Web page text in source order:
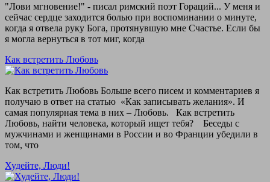
"Лови мгновение!" - писал римский поэт Гораций... У меня и
сейчас сердце заходится болью при воспоминании о минуте,
когда я отвела руку Бога, протянувшую мне Счастье. Если бы
я могла вернуться в тот миг, когда
Как встретить Любовь
Как встретить Любовь Больше всего писем и комментариев я
получаю в ответ на статью «Как записывать желания». И
самая популярная тема в них – Любовь. Как встретить
Любовь, найти человека, который ищет тебя? Беседы с
мужчинами и женщинами в России и во Франции убедили в
том, что
Худейте, Люди!